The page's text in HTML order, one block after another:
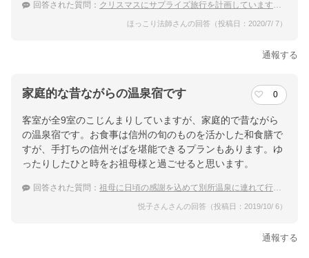
回答された質問： クリスマスにサプライズ旅行を計画しています。料理と源泉かけ流しの湯が楽しめる別所温泉の宿は？
ほっこり法師さんの回答（投稿日：2020/7/ 7）
通報する
家庭的な昔ながらの温泉宿です 0
客室が全9室のこじんまりしていますが、家庭的で昔ながら
の温泉宿です。お食事は信州の旬のものを活かした和食膳で
すが、手打ちの信州そばを堪能できるプランもあります。ゆ
ったりしたひと時をお祖母様と過ごせると思います。
回答された質問： 祖母に日頃の感謝を込めて別所温泉に連れて行きたいと思います。露天風呂のステキな宿を教えてください。
悦子さんさんの回答（投稿日：2019/10/ 6）
通報する